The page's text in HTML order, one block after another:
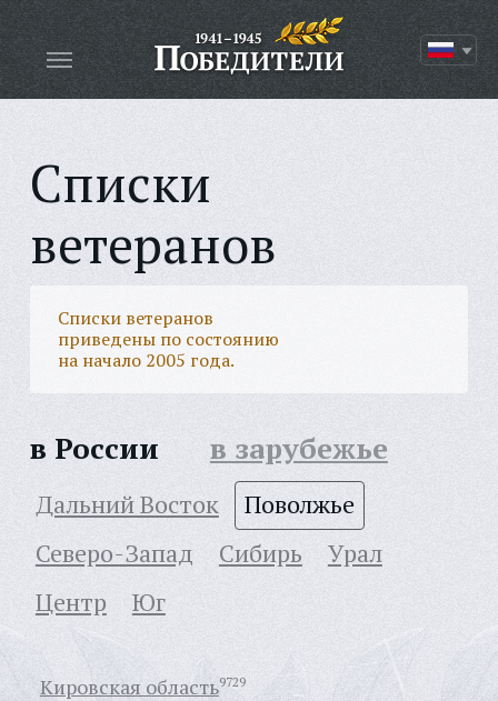
Списки
ветеранов
Списки ветеранов
приведены по состоянию
на начало 2005 года.
в России в зарубежье
Дальний Восток
Поволжье
Северо-Запад
Сибирь
Урал
Центр
Юг
Кировская область9729